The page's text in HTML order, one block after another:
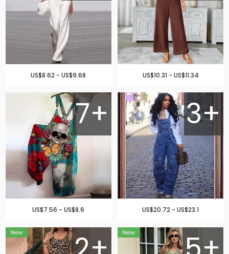
US$8.62 - US$9.68 US$10.31 - US$11.34
7+
US$7.56 - US$8.6
3+
US$20.72 - US$23.1